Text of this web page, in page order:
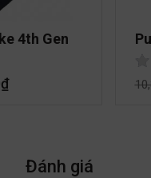
4th Gen
₫
Đánh giá